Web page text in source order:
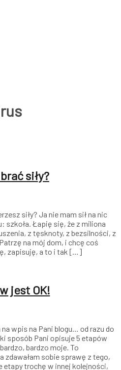
siły?
siły? Ja nie mam sił na nic
szkoła. Łapię się, że z miliona
z tęsknoty, z bezsilności, z
na mój dom, i chcę coś
zapisuję, a to i tak […]
jest OK!
wpis na Pani blogu… od razu do
sposób Pani opisuje 5 etapów
bardzo moje. To
zdawałam sobie sprawę z tego,
etapy trochę w innej kolejności,